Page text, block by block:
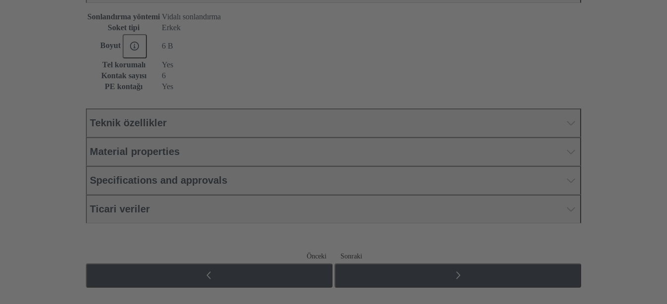
Sonlandırma yöntemi Vidalı sonlandırma
Soket tipi
Erkek
Boyut 6 B
Tel korumalı
Yes
Kontak sayısı
6
PE kontağı
Yes
Teknik özellikler
Material properties
Specifications and approvals
Ticari veriler
Önceki Sonraki